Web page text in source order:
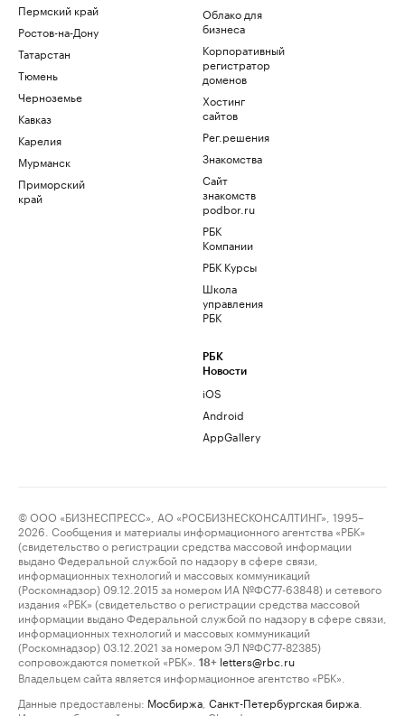
Пермский край
Ростов-на-Дону
Татарстан
Тюмень
Черноземье
Кавказ
Карелия
Мурманск
Приморский
край
Облако для
бизнеса
Корпоративный
регистратор
доменов
Хостинг
сайтов
Рег.решения
Знакомства
Сайт
знакомств
podbor.ru
РБК
Компании
РБК Курсы
Школа
управления
РБК
РБК
Новости
iOS
Android
AppGallery
© ООО «БИЗНЕСПРЕСС», АО «РОСБИЗНЕСКОНСАЛТИНГ», 1995–
2026. Сообщения и материалы информационного агентства «РБК»
(свидетельство о регистрации средства массовой информации
выдано Федеральной службой по надзору в сфере связи,
информационных технологий и массовых коммуникаций
(Роскомнадзор) 09.12.2015 за номером ИА №ФС77-63848) и сетевого
издания «РБК» (свидетельство о регистрации средства массовой
информации выдано Федеральной службой по надзору в сфере связи,
информационных технологий и массовых коммуникаций
(Роскомнадзор) 03.12.2021 за номером ЭЛ №ФС77-82385)
сопровождаются пометкой «РБК».
18+ letters@rbc.ru
Владельцем сайта является информационное агентство «РБК».
Данные предоставлены: Мосбиржа Санкт-Петербургская биржа